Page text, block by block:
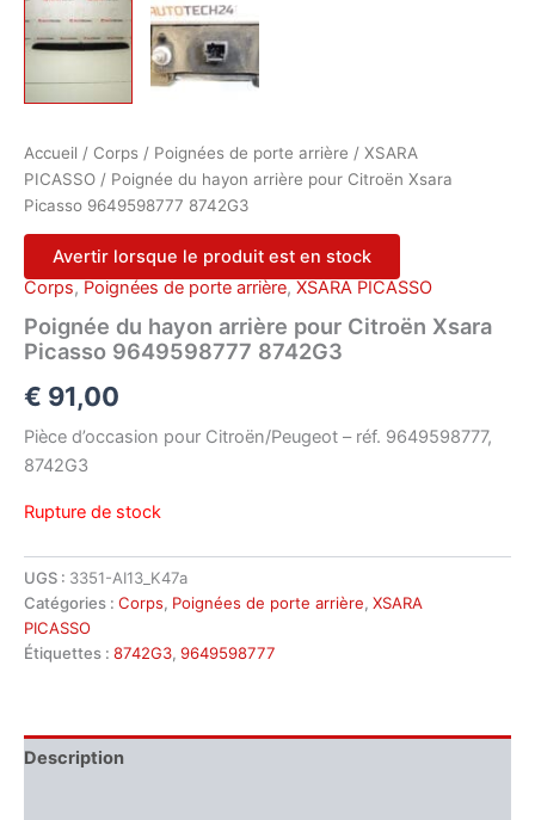
Accueil / Corps / Poignées de porte arrière / XSARA
PICASSO / Poignée du hayon arrière pour Citroën Xsara
Picasso 9649598777 8742G3
Avertir lorsque le produit est en stock
Corps, Poignées de porte arrière, XSARA PICASSO
Poignée du hayon arrière pour Citroën Xsara
Picasso 9649598777 8742G3
€ 91,00
Pièce d’occasion pour Citroën/Peugeot – réf. 9649598777,
8742G3
Rupture de stock
UGS : 3351-AI13_K47a
Catégories : Corps, Poignées de porte arrière, XSARA
PICASSO
Étiquettes : 8742G3, 9649598777
Description